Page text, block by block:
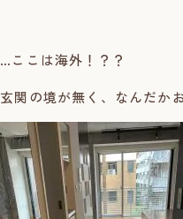
…ここは海外！？？
玄関の境が無く、なんだか